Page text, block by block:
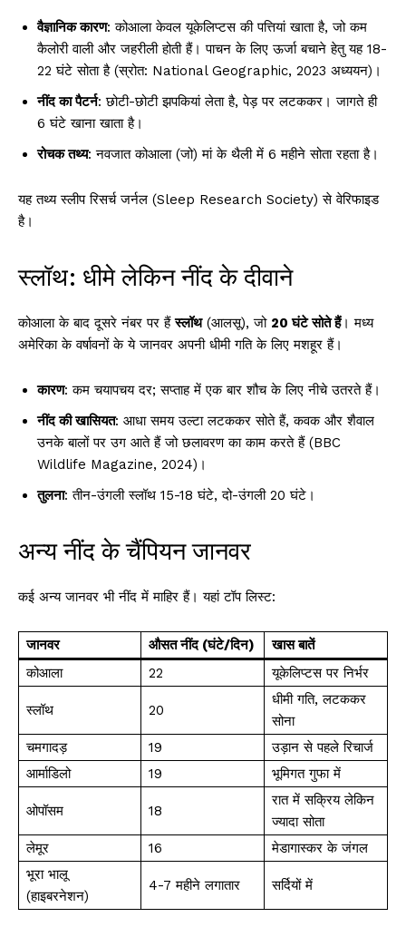
वैज्ञानिक कारण: कोआला केवल यूकेलिप्टस की पत्तियां खाता है, जो कम
कैलोरी वाली और जहरीली होती हैं। पाचन के लिए ऊर्जा बचाने हेतु यह 18-
22 घंटे सोता है (स्रोत: National Geographic, 2023 अध्ययन)।
नींद का पैटर्न: छोटी-छोटी झपकियां लेता है, पेड़ पर लटककर। जागते ही
6 घंटे खाना खाता है।
रोचक तथ्य: नवजात कोआला (जो) मां के थैली में 6 महीने सोता रहता है।
यह तथ्य स्लीप रिसर्च जर्नल (Sleep Research Society) से वेरिफाइड
है।
स्लॉथ: धीमे लेकिन नींद के दीवाने
कोआला के बाद दूसरे नंबर पर हैंस्लॉथ(आलसू), जो 20 घंटे सोते हैं। मध्य
अमेरिका के वर्षावनों के ये जानवर अपनी धीमी गति के लिए मशहूर हैं।
कारण: कम चयापचय दर; सप्ताह में एक बार शौच के लिए नीचे उतरते हैं।
नींद की खासियत: आधा समय उल्टा लटककर सोते हैं, कवक और शैवाल
उनके बालों पर उग आते हैं जो छलावरण का काम करते हैं (BBC
Wildlife Magazine, 2024)।
तुलना: तीन-उंगली स्लॉथ 15-18 घंटे, दो-उंगली 20 घंटे।
अन्य नींद के चैंपियन जानवर
कई अन्य जानवर भी नींद में माहिर हैं। यहां टॉप लिस्ट:
जानवर औसत नींद (घंटे/दिन)
खास बातें
कोआला
22 यूकेलिप्टस पर निर्भर
स्लॉथ 20
धीमी गति, लटककर
सोना
चमगादड़
19
उड़ान से पहले रिचार्ज
आर्माडिलो
19 भूमिगत गुफा में
ओपॉसम 18
रात में सक्रिय लेकिन
ज्यादा सोता
लेमूर
16
मेडागास्कर के जंगल
भूरा भालू
(हाइबरनेशन)
4-7 महीने लगातार सर्दियों में